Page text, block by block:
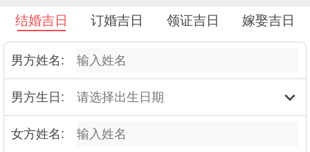
结婚吉日 订婚吉日 领证吉日 嫁娶吉日
男方姓名:
男方生日:
女方姓名: